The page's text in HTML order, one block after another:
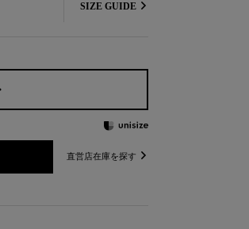
SIZE GUIDE
直営店在庫を探す